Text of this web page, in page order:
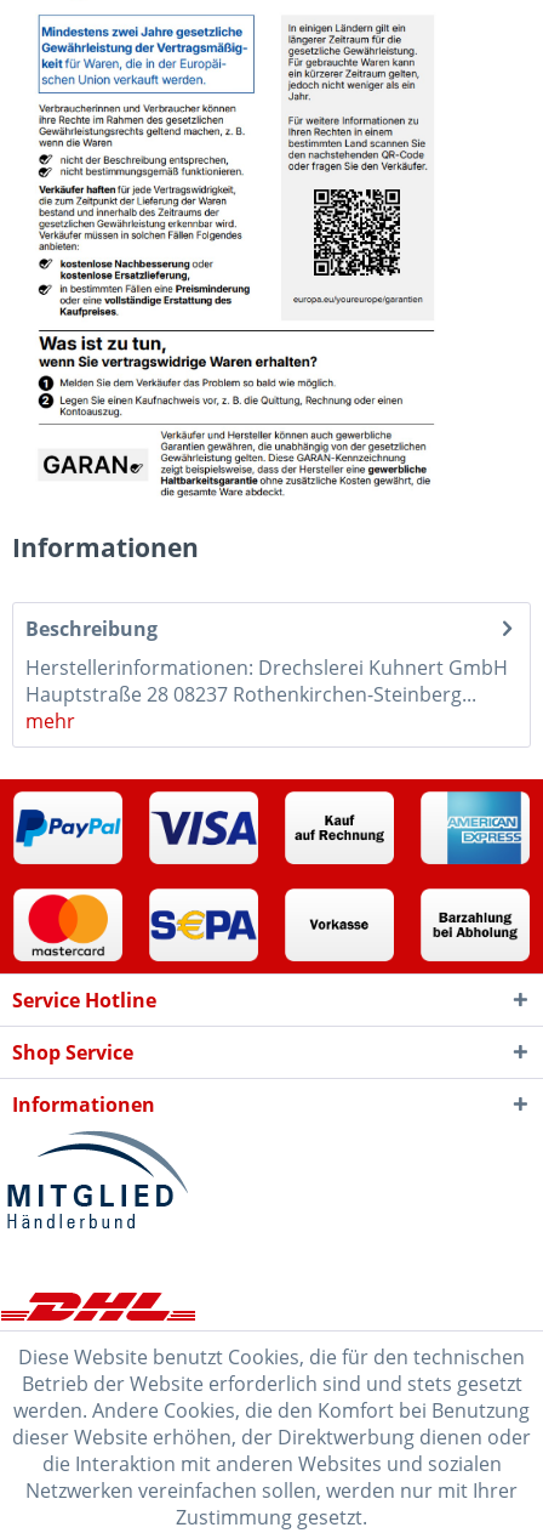
Informationen
Beschreibung
Herstellerinformationen: Drechslerei Kuhnert GmbH
Hauptstraße 28 08237 Rothenkirchen-Steinberg...
mehr
Service Hotline
Shop Service
Informationen
Diese Website benutzt Cookies, die für den technischen
Betrieb der Website erforderlich sind und stets gesetzt
werden. Andere Cookies, die den Komfort bei Benutzung
dieser Website erhöhen, der Direktwerbung dienen oder
die Interaktion mit anderen Websites und sozialen
Netzwerken vereinfachen sollen, werden nur mit Ihrer
Zustimmung gesetzt.